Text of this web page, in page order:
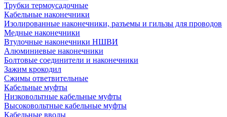
Трубки термоусадочные
Кабельные наконечники
Изолированные наконечники, разъемы и гильзы для проводов
Медные наконечники
Втулочные наконечники НШВИ
Алюминиевые наконечники
Болтовые соединители и наконечники
Зажим крокодил
Сжимы ответвительные
Кабельные муфты
Низковольтные кабельные муфты
Высоковольтные кабельные муфты
Кабельные вводы